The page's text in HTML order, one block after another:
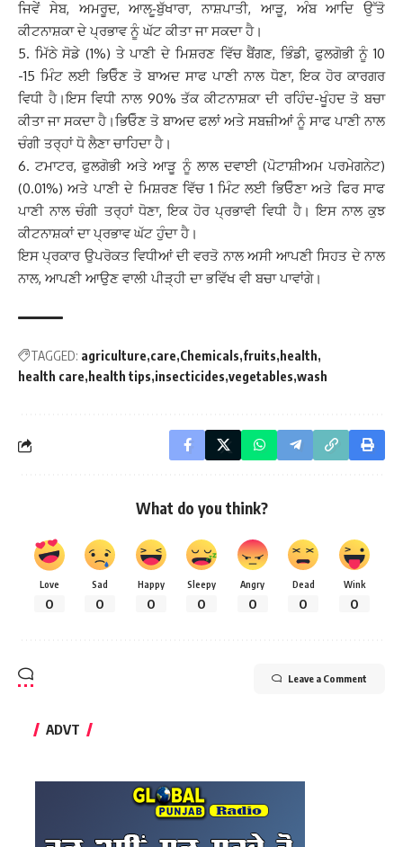
ਜਿਵੇਂ ਸੇਬ, ਅਮਰੂਦ, ਆਲ-ੂਬੁੱਖਾਰਾ, ਨਾਸ਼ਪਾਤੀ, ਆੜੂ, ਅੰਬ ਆਦਿ ਉੱਤੋ
ਕੀਟਨਾਸ਼ਕਾ ਦੇ ਪ੍ਰਭਾਵ ਨੂੰ ਘੱਟ ਕੀਤਾ ਜਾ ਸਕਦਾ ਹੈ।
5. ਮਿੱਠੇ ਸੋਡੇ (1%) ਤੇ ਪਾਣੀ ਦੇ ਮਿਸ਼ਰਣ ਵਿੱਚ ਬੈਂਗਣ, ਭਿੰਡੀ, ਫੁਲਗੋਭੀ ਨੂੰ 10
-15 ਮਿੰਟ ਲਈ ਭਿਓੋਣ ਤੋ ਬਾਅਦ ਸਾਫ ਪਾਣੀ ਨਾਲ ਧੋਣਾ, ਇਕ ਹੋਰ ਕਾਰਗਰ
ਵਿਧੀ ਹੈ।ਇਸ ਵਿਧੀ ਨਾਲ 90% ਤੱਕ ਕੀਟਨਾਸ਼ਕਾ ਦੀ ਰਹਿੰਦ-ਖੂੰਹਦ ਤੋ ਬਚਾ
ਕੀਤਾ ਜਾ ਸਕਦਾ ਹੈ।ਭਿਓੋਣ ਤੋ ਬਾਅਦ ਫਲਾਂ ਅਤੇ ਸਬਜ਼ੀਆਂ ਨੂੰ ਸਾਫ ਪਾਣੀ ਨਾਲ
ਚੰਗੀ ਤਰ੍ਹਾਂ ਧੋ ਲੈਣਾ ਚਾਹਿਦਾ ਹੈ।
6. ਟਮਾਟਰ, ਫੁਲਗੋਭੀ ਅਤੇ ਆੜੂ ਨੂੰ ਲਾਲ ਦਵਾਈ (ਪੋਟਾਸ਼ੀਅਮ ਪਰਮੇਗਨੇਟ)
(0.01%) ਅਤੇ ਪਾਣੀ ਦੇ ਮਿਸ਼ਰਣ ਵਿੱਚ 1 ਮਿੰਟ ਲਈ ਭਿਓੋਣਾ ਅਤੇ ਫਿਰ ਸਾਫ
ਪਾਣੀ ਨਾਲ ਚੰਗੀ ਤਰ੍ਹਾਂ ਧੋਣਾ, ਇਕ ਹੋਰ ਪ੍ਰਭਾਵੀ ਵਿਧੀ ਹੈ। ਇਸ ਨਾਲ ਕੁਝ
ਕੀਟਨਾਸ਼ਕਾਂ ਦਾ ਪ੍ਰਭਾਵ ਘੱਟ ਹੁੰਦਾ ਹੈ।
ਇਸ ਪ੍ਰਕਾਰ ਉਪਰੋਕਤ ਵਿਧੀਆਂ ਦੀ ਵਰਤੋ ਨਾਲ ਅਸੀ ਆਪਣੀ ਸਿਹਤ ਦੇ ਨਾਲ
ਨਾਲ, ਆਪਣੀ ਆਉਣ ਵਾਲੀ ਪੀੜ੍ਹੀ ਦਾ ਭਵਿੱਖ ਵੀ ਬਚਾ ਪਾਵਾਂਗੇ।
TAGGED: agriculture care Chemicals fruits health
health care health tips insecticides vegetables wash
What do you think?
Love
0
Sad
0
Happy
0
Sleepy
0
Angry
0
Dead
0
Wink
0
Leave a Comment
ADVT